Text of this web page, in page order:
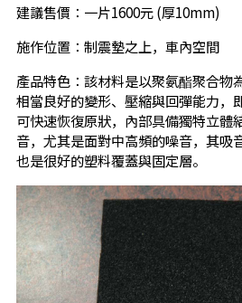
建議售價：一片1600元 (厚10mm)
施作位置：制震墊之上，車內空間
產品特色：該材料是以聚氨酯聚合物
相當良好的變形、壓縮與回彈能力，
可快速恢復原狀，內部具備獨特立體
音，尤其是面對中高頻的噪音，其吸
也是很好的塑料覆蓋與固定層。